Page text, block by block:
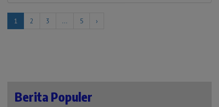
1 2 3 … 5 ›
Berita Populer